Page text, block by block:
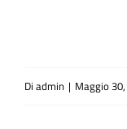
Di admin | Maggio